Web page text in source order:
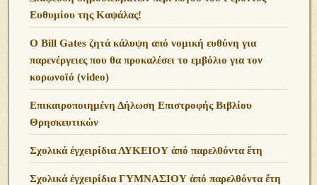
Ευθυμίου της Καψάλας!
O Bill Gates ζητά κάλυψη από νομική ευθύνη για
παρενέργειες που θα προκαλέσει το εμβόλιο για τον
κορωνοϊό (video)
Επικαιροποιημένη Δήλωση Επιστροφής Βιβλίου
Θρησκευτικών
Σχολικά ἐγχειρίδια ΛΥΚΕΙΟΥ ἀπό παρελθόντα ἔτη
Σχολικά ἐγχειρίδια ΓΥΜΝΑΣΙΟΥ ἀπό παρελθόντα ἔτη